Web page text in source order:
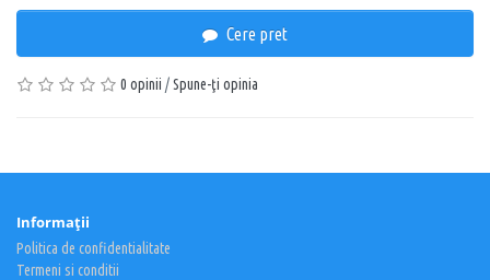
Cere pret
0 opinii /Spune-ţi opinia
Informaţii
Politica de confidentialitate
Termeni si conditii